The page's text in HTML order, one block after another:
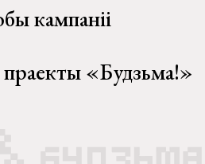
кампаніі
праекты «Будзьма!»